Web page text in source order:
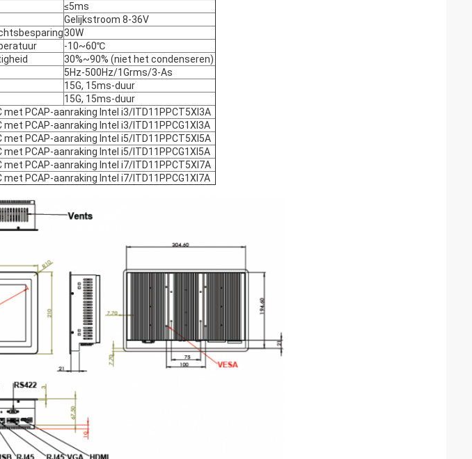
≤5ms
Gelijkstroom 8-36V
30W
-10~60℃
30%~90% (niet het condenseren)
5Hz-500Hz/1Grms/3-As
15G, 15ms-duur
15G, 15ms-duur
met PCAP-aanraking Intel i3/ITD11PPCT5XI3A
met PCAP-aanraking Intel i3/ITD11PPCG1XI3A
met PCAP-aanraking Intel i5/ITD11PPCT5XI5A
met PCAP-aanraking Intel i5/ITD11PPCG1XI5A
met PCAP-aanraking Intel i7/ITD11PPCT5XI7A
met PCAP-aanraking Intel i7/ITD11PPCG1XI7A